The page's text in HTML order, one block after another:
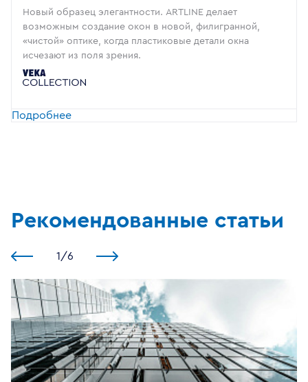
Новый образец элегантности. ARTLINE делает
возможным создание окон в новой, филигранной,
«чистой» оптике, когда пластиковые детали окна
исчезают из поля зрения.
Подробнее
Рекомендованные статьи
1 /6